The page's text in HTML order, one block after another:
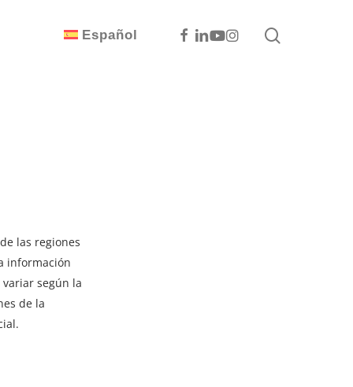
Español Facebook
Linkedin
Youtube
Instagram
las regiones
información
según la
de la